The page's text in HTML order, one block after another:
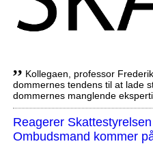
,, Kollegaen, professor
dommernes tendens til at lade
dommernes manglende
Reagerer
Ombudsmand kommer